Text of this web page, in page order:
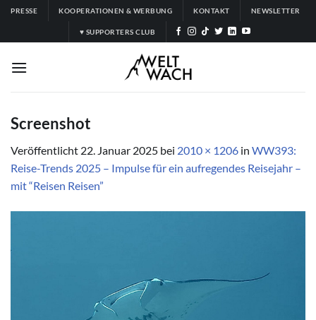
Zum
springen
PRESSE KOOPERATIONEN & WERBUNG KONTAKT NEWSLETTER
♥ SUPPORTERS CLUB
Screenshot
Veröffentlicht 22. Januar 2025 bei 2010 × 1206 in WW393:
Reise-Trends 2025 – Impulse für ein aufregendes Reisejahr –
mit “Reisen Reisen”